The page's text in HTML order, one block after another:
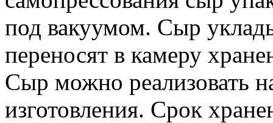
под вакуумом. Сыр
переносят в камеру
Сыр можно реализовать
изготовления. Срок